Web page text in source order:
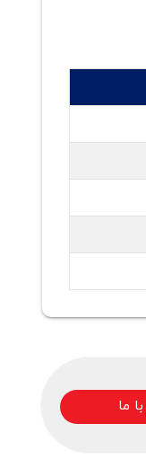
ما